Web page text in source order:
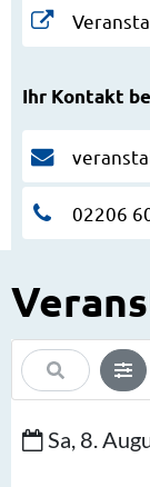
Ihr Kontakt
02206